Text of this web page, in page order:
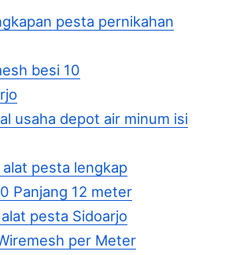
pesta pernikahan
besi 10
usaha depot air minum isi
pesta lengkap
Panjang 12 meter
pesta Sidoarjo
per Meter